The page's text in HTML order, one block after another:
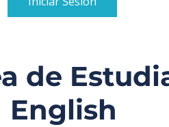
de
English